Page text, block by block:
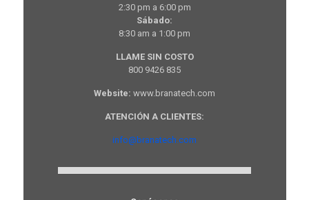
2:30 pm a 6:00 pm
Sábado:
8:30 am a 1:00 pm
LLAME SIN COSTO
800 9426 835
Website: www.branatech.com
ATENCIÓN A CLIENTES:
info@branatech.com